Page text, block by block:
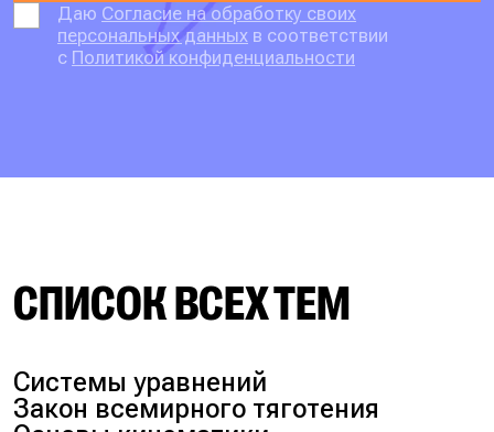
Даю Согласие на обработку своих
персональных данных в соответствии
с Политикой конфиденциальности
СПИСОК ВСЕХ ТЕМ
Системы уравнений
Закон всемирного тяготения